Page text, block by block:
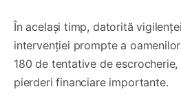
În același timp, datorită
intervenției prompte a
180 de tentative de
pierderi financiare importante.